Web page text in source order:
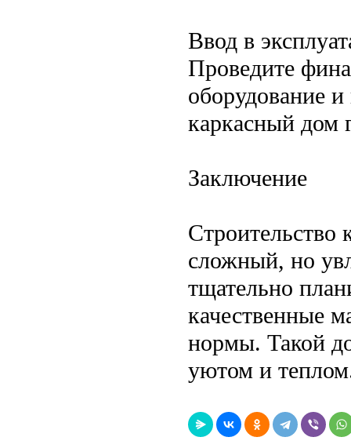
Ввод в
Проведите
оборудование
каркасный дом
Заключение
сложный, но
тщательно
качественные
нормы. Такой
уютом и